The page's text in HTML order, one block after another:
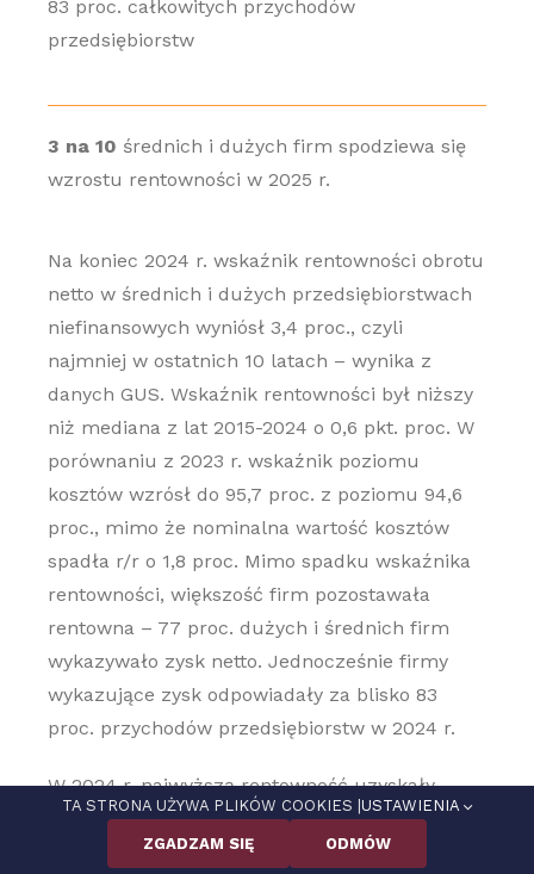
83 proc. całkowitych przychodów
przedsiębiorstw
3 na 10 średnich i dużych firm spodziewa się
wzrostu rentowności w 2025 r.
Na koniec 2024 r. wskaźnik rentowności obrotu
netto w średnich i dużych przedsiębiorstwach
niefinansowych wyniósł 3,4 proc., czyli
najmniej w ostatnich 10 latach – wynika z
danych GUS. Wskaźnik rentowności był niższy
niż mediana z lat 2015-2024 o 0,6 pkt. proc. W
porównaniu z 2023 r. wskaźnik poziomu
kosztów wzrósł do 95,7 proc. z poziomu 94,6
proc., mimo że nominalna wartość kosztów
spadła r/r o 1,8 proc. Mimo spadku wskaźnika
rentowności, większość firm pozostawała
rentowna – 77 proc. dużych i średnich firm
wykazywało zysk netto. Jednocześnie firmy
wykazujące zysk odpowiadały za blisko 83
proc. przychodów przedsiębiorstw w 2024 r.
W 2024 r. najwyższą rentowność uzyskały
firmy prowadzące działalność związaną z
informacją i komunikacją (8,1 proc., tj. o 0,6 pkt.
TA STRONA UŻYWA PLIKÓW COOKIES | USTAWIENIA
ZGADZAM SIĘ ODMÓW